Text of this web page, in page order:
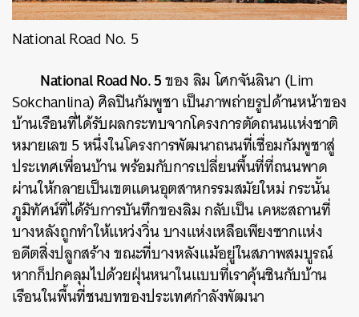
National Road No. 5
National Road No. 5ของ ลิม โศกจันลินา (Lim
Sokchanlina) ศิลปินกัมพูชา เป็นภาพถ่ายรูปด้านหน้าของ
บ้านเรือนที่ได้รับผลกระทบจากโครงการตัดถนนแห่งชาติ
หมายเลข 5 หนึ่งในโครงการพัฒนาถนนที่เชื่อมกัมพูชาสู่
ประเทศเพื่อนบ้าน พร้อมกับการเปลี่ยนพื้นที่ที่ถนนพาด
ผ่านให้กลายเป็นเขตแดนอุตสาหกรรมสมัยใหม่ กระนั้น
ภูมิทัศน์ที่ได้รับการบันทึกของลิม กลับเป็น เคหะสถานที่
บางหลังถูกทำให้แหว่งวิ่น บางแห่งเหลือเพียงซากแห่ง
อดีตสิ่งปลูกสร้าง ขณะที่บางหลังแม้อยู่ในสภาพสมบูรณ์
หากก็ปกคลุมไปด้วยฝุ่นหนาในแบบที่เราคุ้นชินกับบ้าน
เรือนในพื้นที่ชนบทของประเทศกำลังพัฒนา